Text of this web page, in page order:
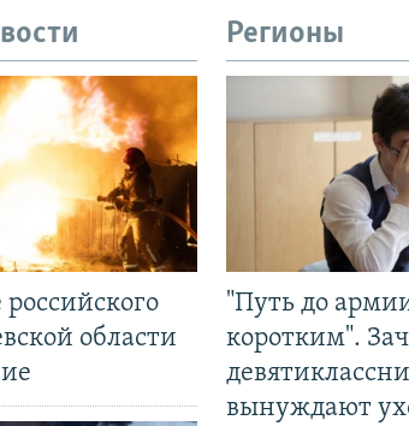
российского
области
Регионы
"Путь до
коротким".
вынуждают